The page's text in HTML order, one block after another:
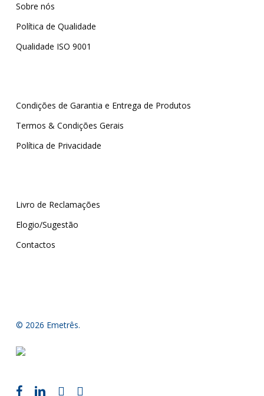
Sobre nós
Política de Qualidade
Qualidade ISO 9001
Condições de Garantia e Entrega de Produtos
Termos & Condições Gerais
Política de Privacidade
Livro de Reclamações
Elogio/Sugestão
Contactos
© 2026 Emetrês.